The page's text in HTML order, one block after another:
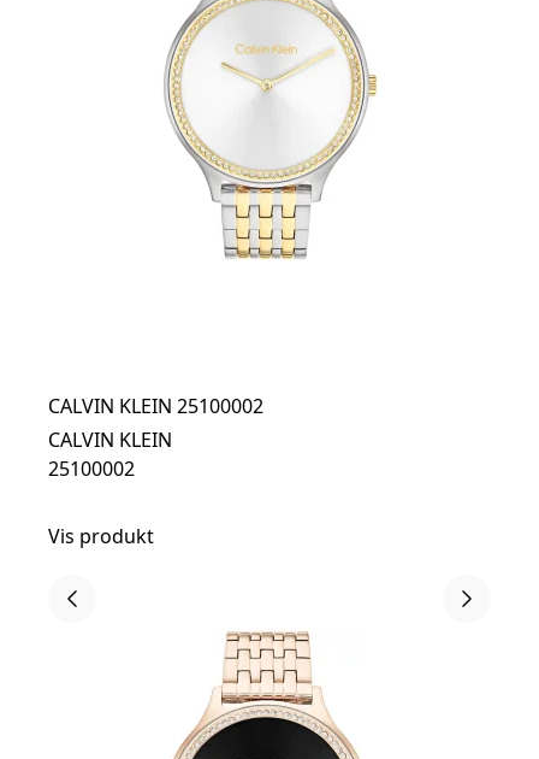
CALVIN KLEIN 25100002
CALVIN KLEIN
25100002
Vis produkt